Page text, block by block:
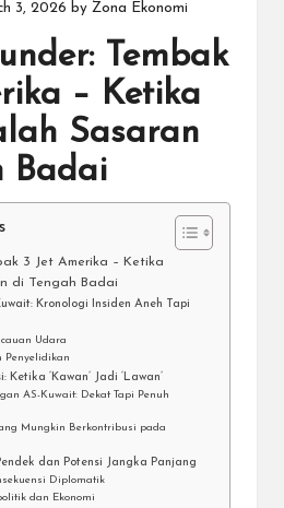
3, 2026 by Zona Ekonomi
Tembak
– Ketika
Sasaran
Badai
3 Jet Amerika – Ketika
di Tengah Badai
Kronologi Insiden Aneh Tapi
Udara
Penyelidikan
Ketika ‘Kawan’ Jadi ‘Lawan’
AS-Kuwait: Dekat Tapi Penuh
Mungkin Berkontribusi pada
dan Potensi Jangka Panjang
Diplomatik
dan Ekonomi